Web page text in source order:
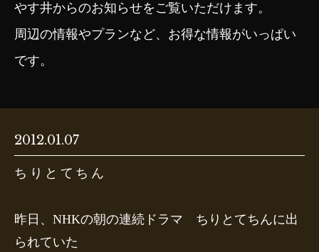
やす井からのお知らせをご覧いただけます。
周辺の情報やプランなど、お得な情報がいっぱい
です。
2012.01.07
ちりとてちん
昨日、NHKの朝の連続ドラマ ちりとてちんに出
られていた